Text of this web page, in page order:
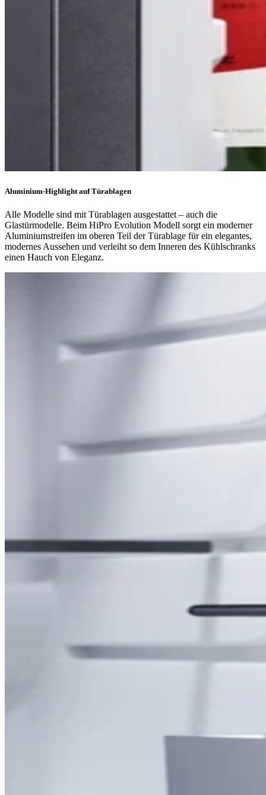
Aluminium-Highlight auf Türablagen
Alle Modelle sind mit Türablagen ausgestattet – auch die
Glastürmodelle. Beim HiPro Evolution Modell sorgt ein moderner
Aluminiumstreifen im oberen Teil der Türablage für ein elegantes,
modernes Aussehen und verleiht so dem Inneren des Kühlschranks
einen Hauch von Eleganz.